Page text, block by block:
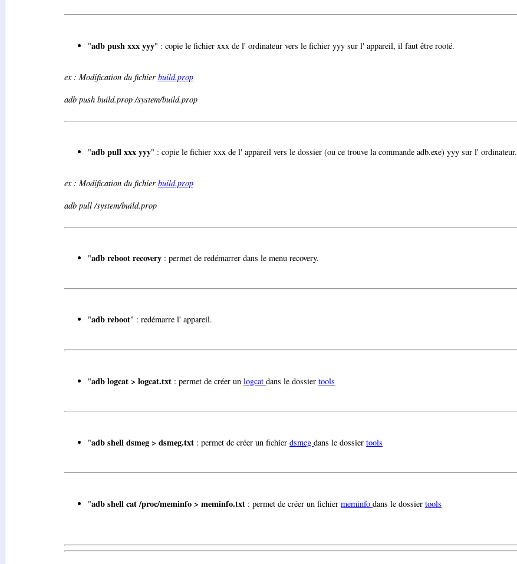
"adb push xxx yyy" : copie le fichier xxx de l' ordinateur vers le fichier yyy sur l' appareil, il faut être rooté.
ex : Modification du fichier build.prop
adb push build.prop /system/build.prop
"adb pull xxx yyy" : copie le fichier xxx de l' appareil vers le dossier (ou ce trouve la commande adb.exe) yyy sur l' ordinateur.
ex : Modification du fichier build.prop
adb pull /system/build.prop
"adb reboot recovery : permet de redémarrer dans le menu recovery.
"adb reboot" : redémarre l' appareil.
"adb logcat > logcat.txt : permet de créer un logcat dans le dossier tools
"adb shell dsmeg > dsmeg.txt : permet de créer un fichier dsmeg dans le dossier tools
"adb shell cat /proc/meminfo > meminfo.txt : permet de créer un fichier meminfo dans le dossier tools